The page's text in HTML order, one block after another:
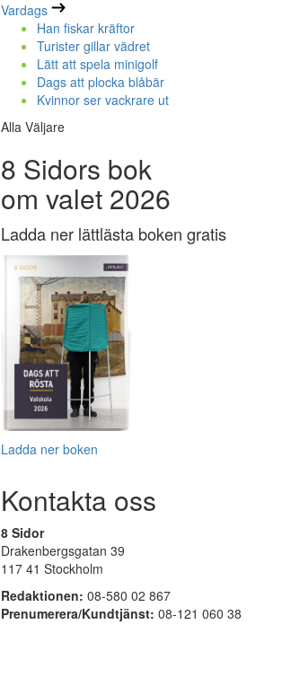
Vardags
Han fiskar kräftor
Turister gillar vädret
Lätt att spela minigolf
Dags att plocka blåbär
Kvinnor ser vackrare ut
Alla Väljare
8 Sidors bok
om valet 2026
Ladda ner lättlästa boken gratis
Ladda ner boken
Kontakta oss
8 Sidor
Drakenbergsgatan 39
117 41 Stockholm
Redaktionen: 08-580 02 867
Prenumerera/Kundtjänst: 08-121 060 38